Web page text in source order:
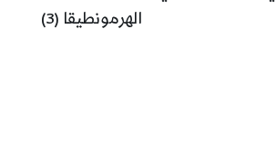
الهرمونطيقا (3)